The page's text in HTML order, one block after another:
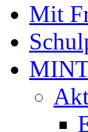
Mit